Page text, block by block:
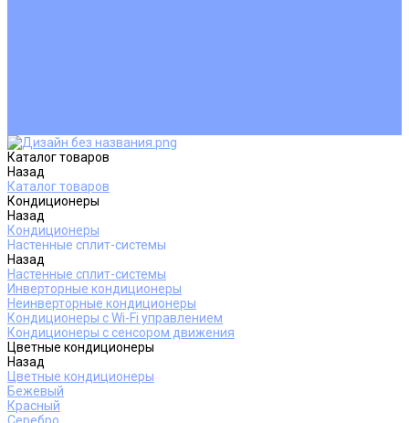
Каталог товаров
Назад
Каталог товаров
Кондиционеры
Назад
Кондиционеры
Настенные сплит-системы
Назад
Настенные сплит-системы
Инверторные кондиционеры
Неинверторные кондиционеры
Кондиционеры с Wi-Fi управлением
Кондиционеры с сенсором движения
Цветные кондиционеры
Назад
Цветные кондиционеры
Бежевый
Красный